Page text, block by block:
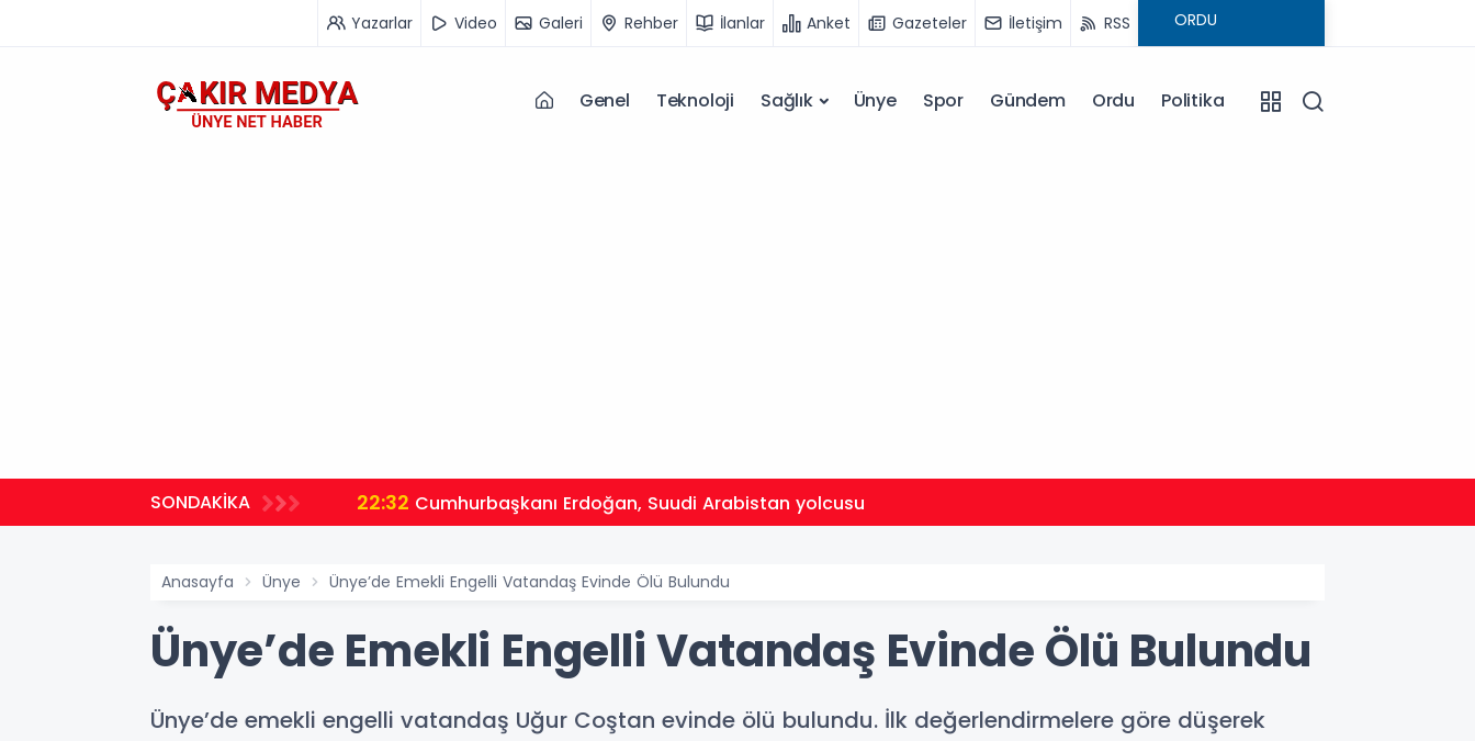
Yazarlar Video Galeri Rehber İlanlar Anket Gazeteler İletişim RSS
Genel Teknoloji Sağlık Ünye Spor Gündem Ordu Politika
SONDAKİKA 22:32 Cumhurbaşkanı Erdoğan, Suudi Arabistan yolcusu
Anasayfa Ünye Ünye’de Emekli Engelli Vatandaş Evinde Ölü Bulundu
Ünye’de Emekli Engelli Vatandaş Evinde Ölü Bulundu
Ünye’de emekli engelli vatandaş Uğur Coştan evinde ölü bulundu. İlk değerlendirmelere göre düşerek